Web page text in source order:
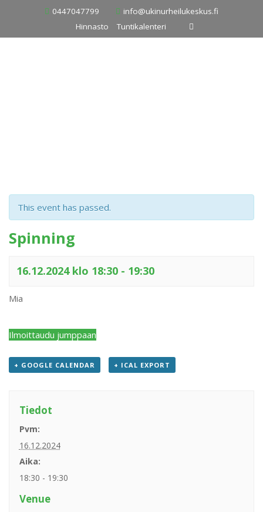
content
0447047799
info@ukinurheilukeskus.fi
Hinnasto
Tuntikalenteri
This event has passed.
Spinning
16.12.2024 klo 18:30 - 19:30
Mia
Ilmoittaudu jumppaan
+ GOOGLE CALENDAR + ICAL EXPORT
Tiedot
Pvm:
16.12.2024
Aika:
18:30 - 19:30
Venue